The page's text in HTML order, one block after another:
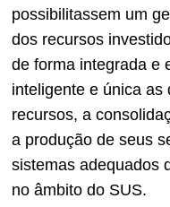
possibilitassem um
dos recursos
de forma integrada e
inteligente e única as
recursos, a
a produção de seus
sistemas adequados
no âmbito do SUS.